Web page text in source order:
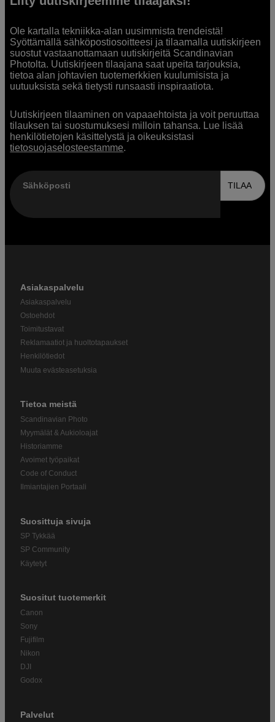
Ole kartalla tekniikka-alan uusimmista trendeistä!
Syöttämällä sähköpostiosoitteesi ja tilaamalla uutiskirjeen
suostut vastaanottamaan uutiskirjeitä Scandinavian
Photolta. Uutiskirjeen tilaajana saat upeita tarjouksia,
tietoa alan johtavien tuotemerkkien kuulumisista ja
uutuuksista sekä tietysti runsaasti inspiraatiota.
Uutiskirjeen tilaaminen on vapaaehtoista ja voit peruuttaa
tilauksen tai suostumuksesi milloin tahansa. Lue lisää
henkilötietojen käsittelystä ja oikeuksistasi
tietosuojaselosteestamme.
Sähköposti TILAA
Asiakaspalvelu
Asiakaspalvelu
Ostoehdot
Toimitustavat
Reklamaatiot ja huoltotapaukset
Henkilötiedot
Muuta evästeasetuksia
Tietoa meistä
Scandinavian Photo
Myymälät & Aukioloajat
Historiamme
Avoimet työpaikat
Code of Conduct
Ilmiantajien Portaali
Suosittuja sivuja
SP Tykkää
SP Community
Käytetyt
Suositut tuotemerkit
Canon
Sony
Fujifilm
Nikon
DJI
Godox
Palvelut